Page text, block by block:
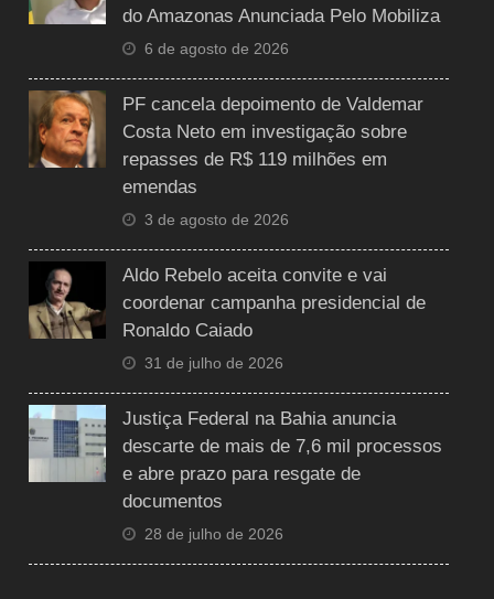
do Amazonas Anunciada Pelo Mobiliza
6 de agosto de 2026
PF cancela depoimento de Valdemar
Costa Neto em investigação sobre
repasses de R$ 119 milhões em
emendas
3 de agosto de 2026
Aldo Rebelo aceita convite e vai
coordenar campanha presidencial de
Ronaldo Caiado
31 de julho de 2026
Justiça Federal na Bahia anuncia
descarte de mais de 7,6 mil processos
e abre prazo para resgate de
documentos
28 de julho de 2026